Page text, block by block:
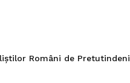
Români de Pretutindeni